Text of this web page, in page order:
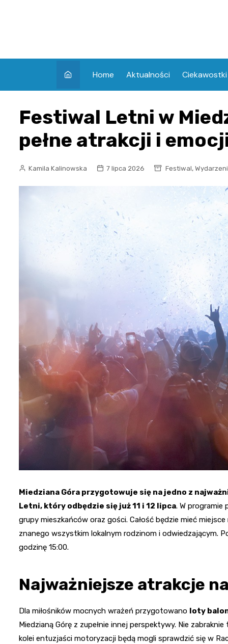
Home Aktualności Ciekawostki
Festiwal Letni w
pełne atrakcji i
Kamila Kalinowska 7 lipca 2026 Festiwal,
Miedziana Góra przygotowuje się na jedno z
Letni, który odbędzie się już 11 i 12 lipca. W programie
grupy mieszkańców oraz gości. Całość będzie mieć
znanego wszystkim lokalnym rodzinom i odwiedzającym.
godzinę 15:00.
Najważniejsze atrakcje
Dla miłośników mocnych wrażeń przygotowano loty
Miedzianą Górę z zupełnie innej perspektywy. Nie
kolei entuzjaści motoryzacji będą mogli sprawdzić się w